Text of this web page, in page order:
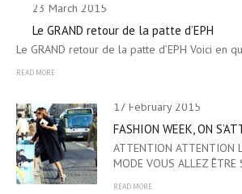
23 March 2015
Le GRAND retour de la patte d’EPH
Le GRAND retour de la patte d’EPH Voici en
READ MORE
17 February 2015
FASHION WEEK, ON
ATTENTION ATTENTION
MODE VOUS ALLEZ ÊTRE
READ MORE